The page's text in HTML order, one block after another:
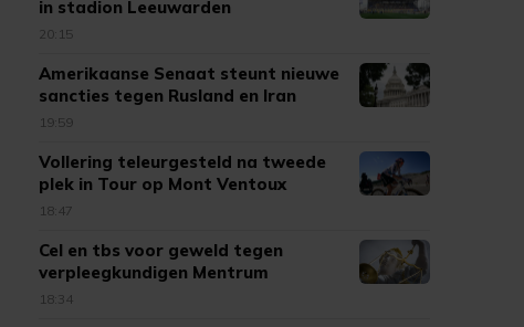
in stadion Leeuwarden
20:15
Amerikaanse Senaat steunt nieuwe
sancties tegen Rusland en Iran
19:59
Vollering teleurgesteld na tweede
plek in Tour op Mont Ventoux
18:47
Cel en tbs voor geweld tegen
verpleegkundigen Mentrum
18:34